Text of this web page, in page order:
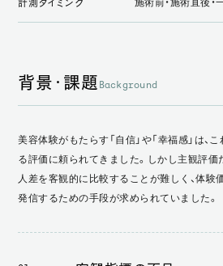
計測タイミング
背景・課題 Background
美容体験がもたらす「自信」や「幸福感」は、
る評価に頼られてきました。しかし主観評
人差を客観的に比較することが難しく、体験
発信するための手段が求められていました。